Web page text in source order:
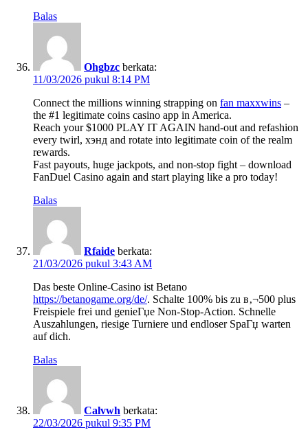
Balas
Ohgbzc berkata:
11/03/2026 pukul 8:14 PM
Connect the millions winning strapping on fan maxxwins –
the #1 legitimate coins casino app in America.
Reach your $1000 PLAY IT AGAIN hand-out and refashion
every twirl, хэнд and rotate into legitimate coin of the realm
rewards.
Fast payouts, huge jackpots, and non-stop fight – download
FanDuel Casino again and start playing like a pro today!
Balas
Rfaide berkata:
21/03/2026 pukul 3:43 AM
Das beste Online-Casino ist Betano
https://betanogame.org/de/. Schalte 100% bis zu в‚¬500 plus
Freispiele frei und genieГџe Non-Stop-Action. Schnelle
Auszahlungen, riesige Turniere und endloser SpaГџ warten
auf dich.
Balas
Calvwh berkata:
22/03/2026 pukul 9:35 PM